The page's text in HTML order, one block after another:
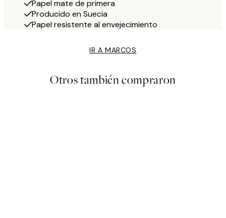
Papel mate de primera
Producido en Suecia
Papel resistente al envejecimiento
IR A MARCOS
Otros también compraron